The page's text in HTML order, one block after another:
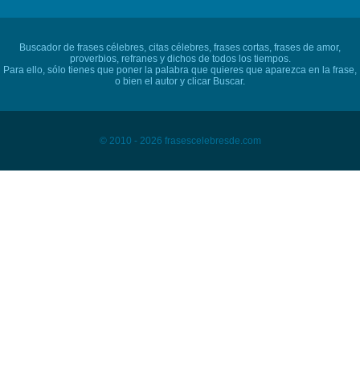
Buscador de frases célebres, citas célebres, frases cortas, frases de amor,
proverbios, refranes y dichos de todos los tiempos.
Para ello, sólo tienes que poner la palabra que quieres que aparezca en la frase,
o bien el autor y clicar Buscar.
© 2010 - 2026 frasescelebresde.com